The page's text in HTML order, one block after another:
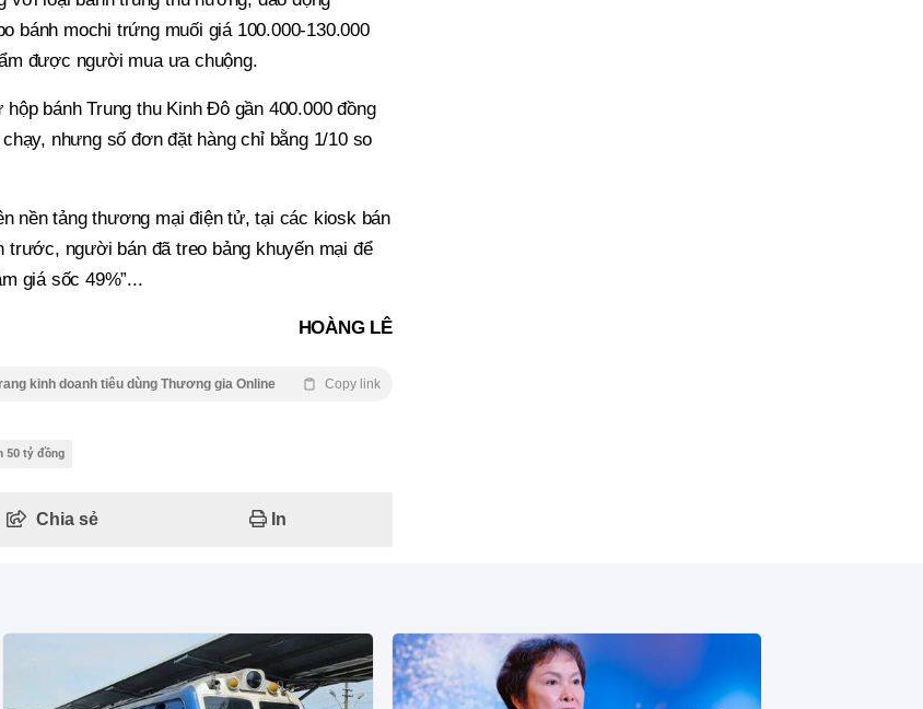
bánh mochi trứng muối giá 100.000-130.000
được người mua ưa chuộng.
bánh Trung thu Kinh Đô gần 400.000 đồng
nhưng số đơn đặt hàng chỉ bằng 1/10 so
nền tảng thương mại điện tử, tại các kiosk bán
trước, người bán đã treo bảng khuyến mại để
giá sốc 49%”...
HOÀNG LÊ
kinh doanh tiêu dùng Thương gia Online Copy link
50 tỷ đồng
Chia sẻ In